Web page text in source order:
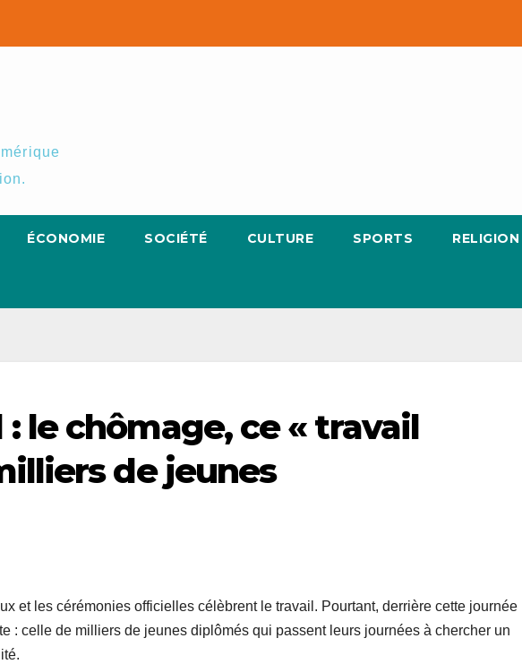
ÉCONOMIE SOCIÉTÉ CULTURE SPORTS RELIGION
le chômage, ce « travail
de jeunes
et les cérémonies officielles célèbrent le travail. Pourtant, derrière cette journée
: celle de milliers de jeunes diplômés qui passent leurs journées à chercher un